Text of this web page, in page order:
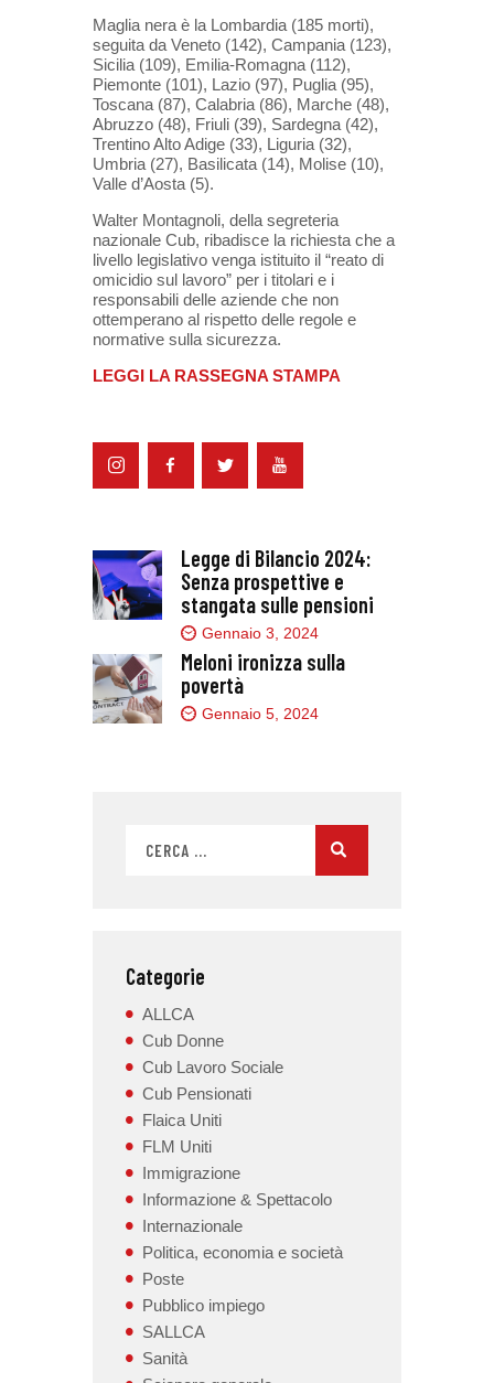
Maglia nera è la Lombardia (185 morti),
seguita da Veneto (142), Campania (123),
Sicilia (109), Emilia-Romagna (112),
Piemonte (101), Lazio (97), Puglia (95),
Toscana (87), Calabria (86), Marche (48),
Abruzzo (48), Friuli (39), Sardegna (42),
Trentino Alto Adige (33), Liguria (32),
Umbria (27), Basilicata (14), Molise (10),
Valle d’Aosta (5).
Walter Montagnoli, della segreteria
nazionale Cub, ribadisce la richiesta che a
livello legislativo venga istituito il “reato di
omicidio sul lavoro” per i titolari e i
responsabili delle aziende che non
ottemperano al rispetto delle regole e
normative sulla sicurezza.
LEGGI LA RASSEGNA STAMPA
Legge di Bilancio 2024:
Senza prospettive e
stangata sulle pensioni
Gennaio 3, 2024
Meloni ironizza sulla
povertà
Gennaio 5, 2024
Categorie
ALLCA
Cub Donne
Cub Lavoro Sociale
Cub Pensionati
Flaica Uniti
FLM Uniti
Immigrazione
Informazione & Spettacolo
Internazionale
Politica, economia e società
Poste
Pubblico impiego
SALLCA
Sanità